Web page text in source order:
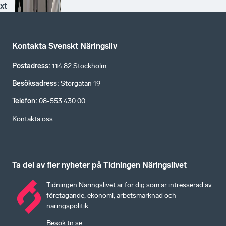
xt
Kontakta Svenskt Näringsliv
Postadress: 114 82 Stockholm
Besöksadress: Storgatan 19
Telefon: 08-553 430 00
Kontakta oss
Ta del av fler nyheter på Tidningen Näringslivet
Tidningen Näringslivet är för dig som är intresserad av
företagande, ekonomi, arbetsmarknad och
näringspolitik.
Besök tn.se